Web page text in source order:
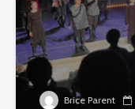
Brice Parent